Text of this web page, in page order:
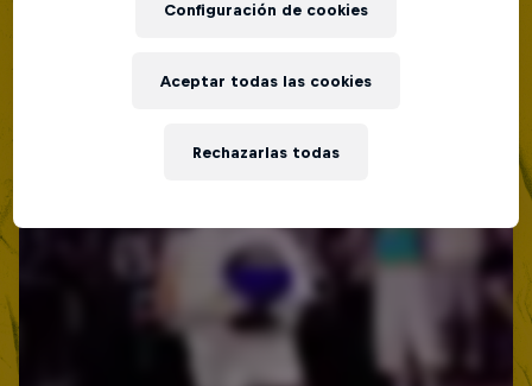
Configuración de cookies
Rechazarlas todas
Aceptar todas las cookies